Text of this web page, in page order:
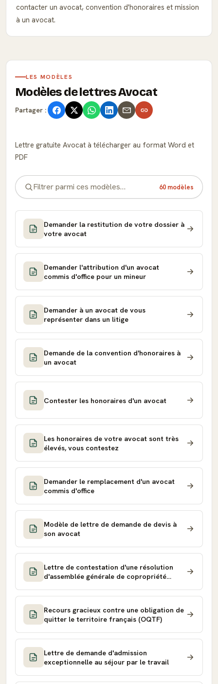
contacter un avocat, convention d'honoraires et mission
à un avocat.
LES MODÈLES
Modèles de lettres Avocat
Partager :
Lettre gratuite Avocat à télécharger au format Word et
PDF
60 modèles
Demander la restitution de votre dossier à
votre avocat
Demander l'attribution d'un avocat
commis d'office pour un mineur
Demander à un avocat de vous
représenter dans un litige
Demande de la convention d'honoraires à
un avocat
Contester les honoraires d'un avocat
Les honoraires de votre avocat sont très
élevés, vous contestez
Demander le remplacement d'un avocat
commis d'office
Modèle de lettre de demande de devis à
son avocat
Lettre de contestation d'une résolution
d'assemblée générale de copropriété
Recours gracieux contre une obligation de
quitter le territoire français (OQTF)
Lettre de demande d'admission
exceptionnelle au séjour par le travail